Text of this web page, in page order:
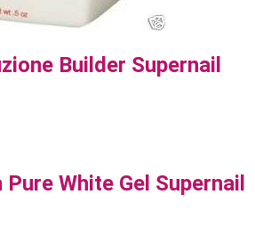
Builder Supernail
Pure White Gel Supernail